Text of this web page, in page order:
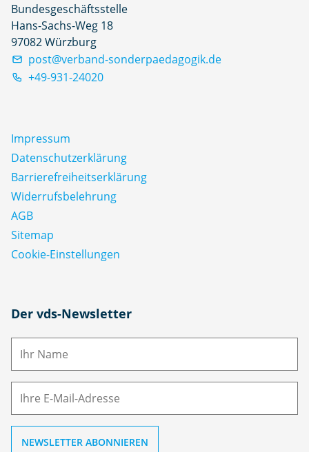
Bundesgeschäftsstelle
Hans-Sachs-Weg 18
97082 Würzburg
post@verband-sonderpaedagogik.de
+49-931-24020
Impressum
Datenschutz­erklärung
Barrierefreiheitserklärung
Widerrufsbelehrung
AGB
Sitemap
Cookie-Einstellungen
Der vds-Newsletter
N
M